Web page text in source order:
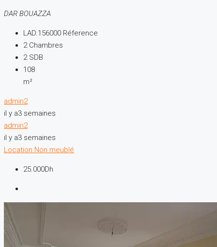
DAR BOUAZZA
LAD.156000 Réference
2 Chambres
2 SDB
108
m²
admin2
il y a3 semaines
admin2
il y a3 semaines
Location Non meublé
25.000Dh